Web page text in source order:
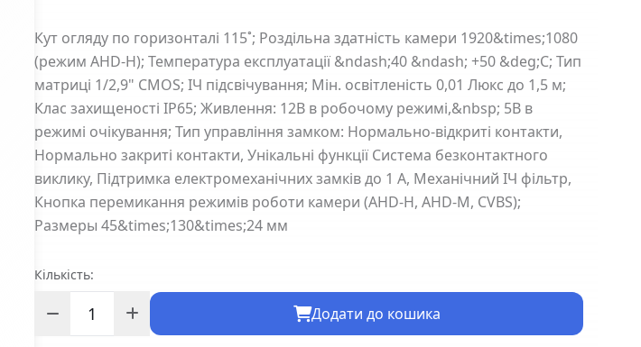
Кут огляду по горизонталі 115˚; Роздільна здатність камери 1920&times;1080
(режим AHD-H); Температура експлуатації &ndash;40 &ndash; +50 &deg;С; Тип
матриці 1/2,9" CMOS; ІЧ підсвічування; Мін. освітленість 0,01 Люкс до 1,5 м;
Клас захищеності IP65; Живлення: 12В в робочому режимі,&nbsp; 5В в
режимі очікування; Тип управління замком: Нормально-відкриті контакти,
Нормально закриті контакти, Унікальні функції Система безконтактного
виклику, Підтримка електромеханічних замків до 1 А, Механічний ІЧ фільтр,
Кнопка перемикання режимів роботи камери (AHD-H, AHD-M, CVBS);
Размеры 45&times;130&times;24 мм
Кількість:
Додати до кошика